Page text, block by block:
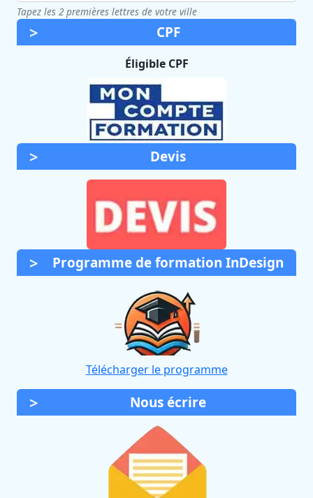
Tapez les 2 premières lettres de votre ville
CPF
Éligible CPF
Devis
Programme de formation InDesign
Télécharger le programme
Nous écrire